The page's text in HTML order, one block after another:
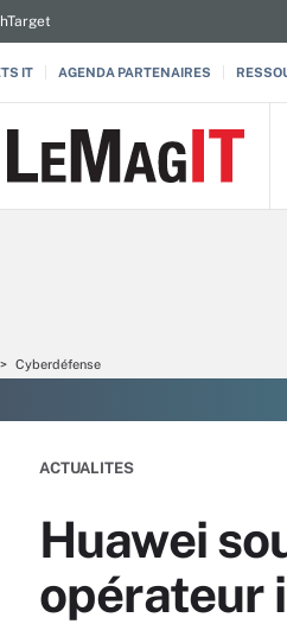
IT AGENDA PARTENAIRES
Cyberdéfense
ACTUALITES
Huawei
opérateur